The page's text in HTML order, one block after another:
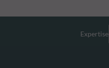
Expertise